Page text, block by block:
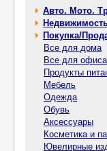
Авто. Мото.
Покупка/
Все для дома
Все для офиса
Продукты
Мебель
Одежда
Обувь
Аксессуары
Косметика и
Ювелирные